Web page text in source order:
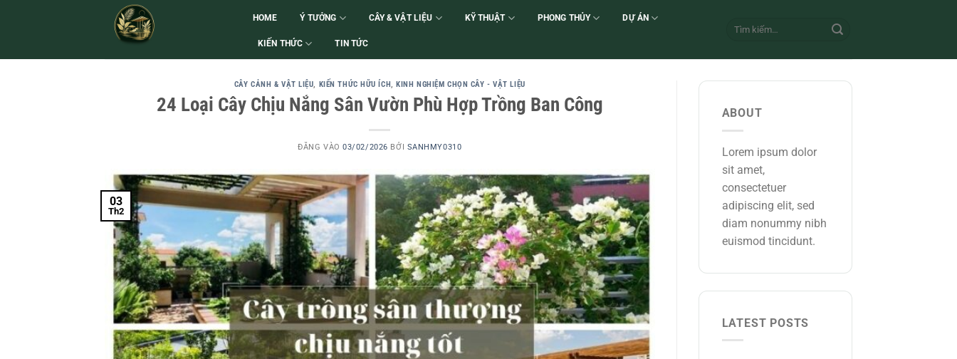
HOME Ý TƯỞNG CÂY & VẬT LIỆU KỸ THUẬT PHONG THỦY DỰ ÁN
KIẾN THỨC TIN TỨC
CÂY CẢNH & VẬT LIỆU, KIẾN THỨC HỮU ÍCH,KINH NGHIỆM CHỌN CÂY - VẬT LIỆU
24 Loại Cây Chịu Nắng Sân Vườn Phù Hợp Trồng Ban Công
ĐĂNG VÀO03/02/2026 BỞI SANHMY0310
03
Th2
ABOUT
Lorem ipsum dolor
sit amet,
consectetuer
adipiscing elit, sed
diam nonummy nibh
euismod tincidunt.
LATEST POSTS